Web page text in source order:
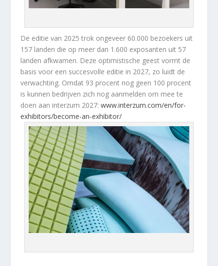
De editie van 2025 trok ongeveer 60.000 bezoekers uit
157 landen die op meer dan 1.600 exposanten uit 57
landen afkwamen. Deze optimistische geest vormt de
basis voor een succesvolle editie in 2027, zo luidt de
verwachting. Omdat 93 procent nog geen 100 procent
is kunnen bedrijven zich nog aanmelden om mee te
doen aan interzum 2027:www.interzum.com/en/for-
exhibitors/become-an-exhibitor/